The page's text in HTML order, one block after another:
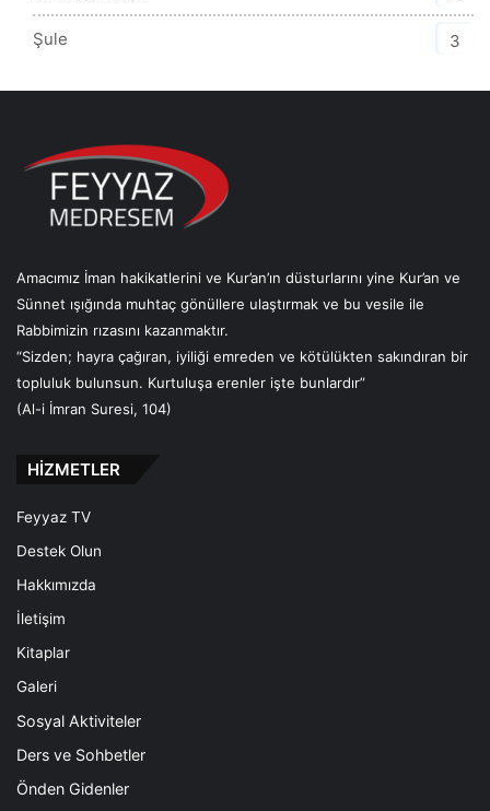
Şule 3
Amacımız İman hakikatlerini ve Kur’an’ın düsturlarını yine Kur’an ve
Sünnet ışığında muhtaç gönüllere ulaştırmak ve bu vesile ile
Rabbimizin rızasını kazanmaktır.
“Sizden; hayra çağıran, iyiliği emreden ve kötülükten sakındıran bir
topluluk bulunsun. Kurtuluşa erenler işte bunlardır”
(Al-i İmran Suresi, 104)
HİZMETLER
Feyyaz TV
Destek Olun
Hakkımızda
İletişim
Kitaplar
Galeri
Sosyal Aktiviteler
Ders ve Sohbetler
Önden Gidenler